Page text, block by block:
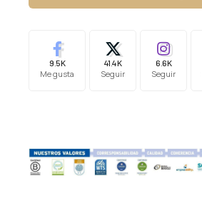
9.5K
Me gusta
41.4K
Seguir
6.6K
Seguir